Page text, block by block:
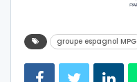
groupe espagnol MPG